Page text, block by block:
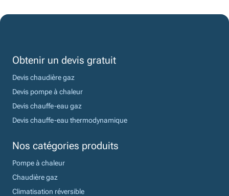
Obtenir un devis gratuit
Devis chaudière gaz
Devis pompe à chaleur
Devis chauffe-eau gaz
Devis chauffe-eau thermodynamique
Nos catégories produits
Pompe à chaleur
Chaudière gaz
Climatisation réversible